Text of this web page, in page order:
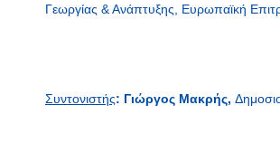
Γεωργίας & Ανάπτυξης, Ευρωπαϊκή
Συντονιστής: Γιώργος Μακρής,